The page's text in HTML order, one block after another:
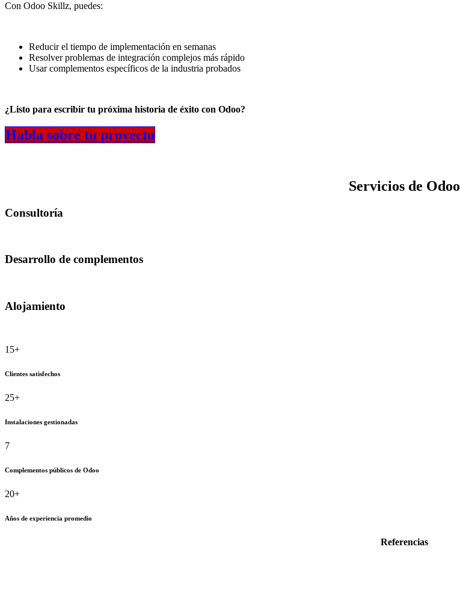
Con Odoo Skillz, puedes:
Reducir el tiempo de implementación en semanas
Resolver problemas de integración complejos más rápido
Usar complementos específicos de la industria probados
¿Listo para escribir tu próxima historia de éxito con Odoo?
Habla sobre tu proyecto
Servicios de Odoo
Consultoría
Desarrollo de complementos
Alojamiento
15+
Clientes satisfechos
25+
Instalaciones gestionadas
7
Complementos públicos de Odoo
20+
Años de experiencia promedio
Referencias